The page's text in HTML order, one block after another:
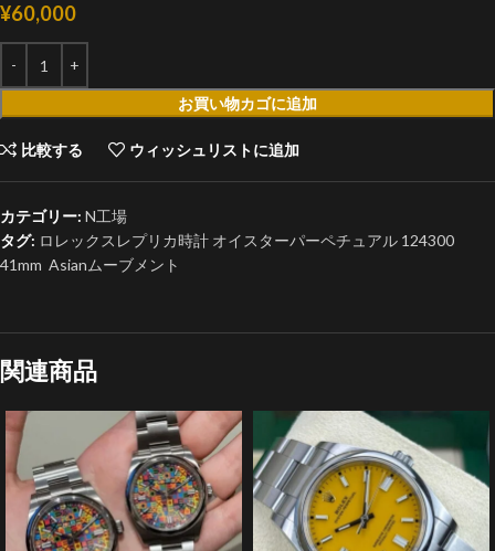
¥60,000
お買い物カゴに追加
比較する ウィッシュリストに追加
カテゴリー: N工場
タグ: ロレックスレプリカ時計 オイスターパーペチュアル 124300
41mm Asianムーブメント
関連商品